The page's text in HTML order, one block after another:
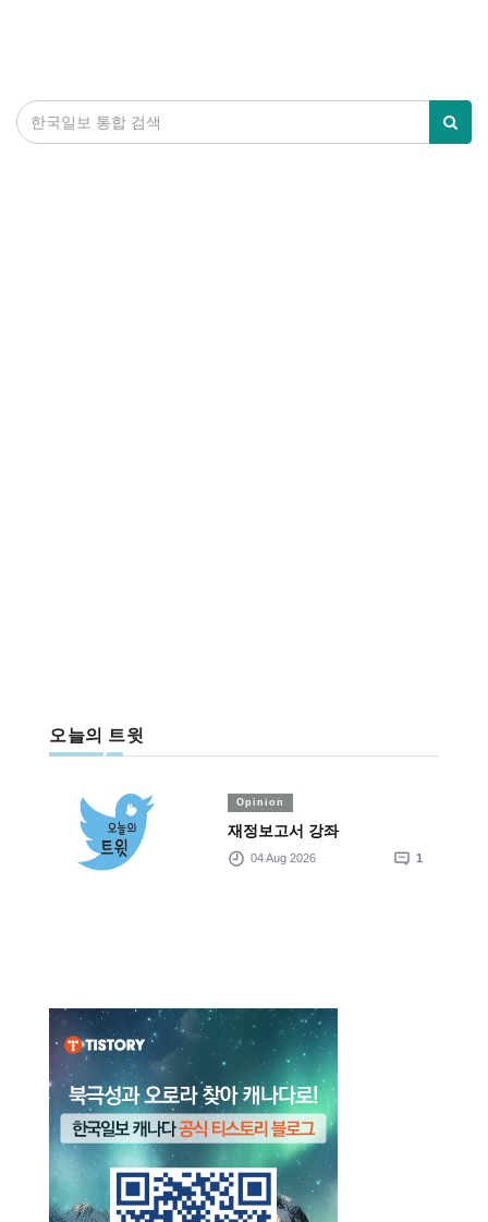
오늘의 트윗
Opinion
재정보고서 강좌
04 Aug 2026 1